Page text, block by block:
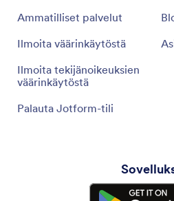
Ammatilliset palvelut
Ilmoita väärinkäytöstä
Ilmoita tekijänoikeuksien
väärinkäytöstä
Palauta Jotform-tili